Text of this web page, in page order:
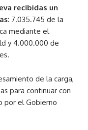
recibidas un
: 7.035.745 de la
mediante el
y 4.000.000 de
de la carga,
para continuar con
por el Gobierno